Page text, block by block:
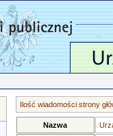
Ilość wiadomości strony
Nazwa